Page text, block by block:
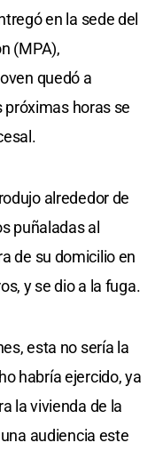
en la sede del
(MPA),
quedó a
próximas horas se
alrededor de
puñaladas al
de su domicilio en
y se dio a la fuga.
esta no sería la
habría ejercido, ya
la vivienda de la
audiencia este